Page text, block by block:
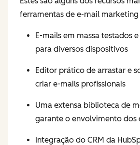
ferramentas de e-mail marketing
E-mails em massa testados
para diversos dispositivos
Editor prático de arrastar e
criar e-mails profissionais
Uma extensa biblioteca de
garante o envolvimento dos
Integração do CRM da